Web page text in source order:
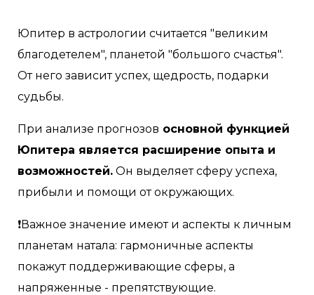
Юпитер в астрологии считается "великим
благодетелем", планетой "большого счастья".
От него зависит успех, щедрость, подарки
судьбы.
При анализе прогнозов основной функцией
Юпитера является расширение опыта и
возможностей. Он выделяет сферу успеха,
прибыли и помощи от окружающих.
❗️Важное значение имеют и аспекты к личным
планетам натала: гармоничные аспекты
покажут поддерживающие сферы, а
напряженные - препятствующие.